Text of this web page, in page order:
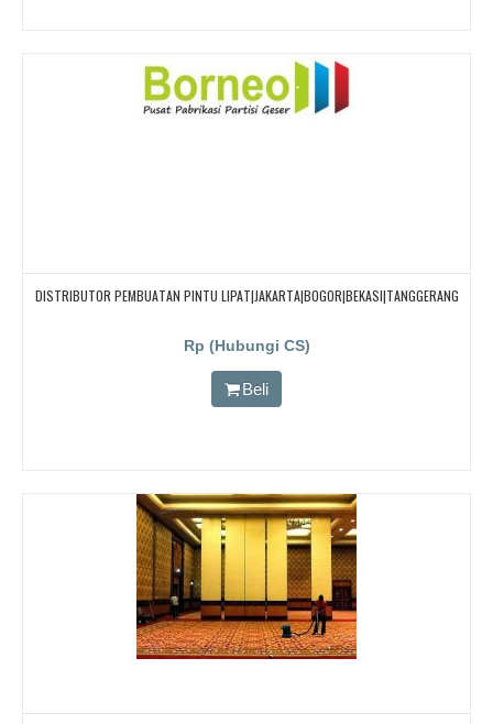
DISTRIBUTOR PEMBUATAN PINTU LIPAT|JAKARTA|BOGOR|BEKASI|TANGGERANG
Rp (Hubungi CS)
Beli